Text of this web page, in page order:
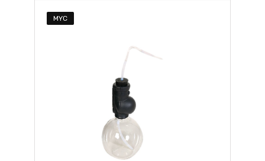
MYC